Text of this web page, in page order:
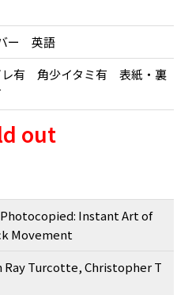
ー 英語
レ有 角少イタミ有 表紙・裏
out
Instant Art of
Movement
Ray Turcotte, Christopher T